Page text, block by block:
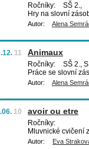
Ročníky:
SŠ 2.,
Hry na slovní
Autor: Alena
11 Animaux
Ročníky:
SŠ 2.,
Práce se slovní
Autor: Alena
10 avoir ou etre
Ročníky:
Mluvnické cvičení
Autor: Eva